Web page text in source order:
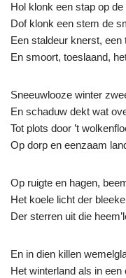
Hol klonk een stap op
Dof klonk een stem de
Een staldeur knerst, een
En smoort, toeslaand,
Sneeuwlooze winter
En schaduw dekt wat
Tot plots door ’t
Op dorp en eenzaam
Op ruigte en hagen,
Het koele licht der
Der sterren uit die
En in dien killen
Het winterland als in een